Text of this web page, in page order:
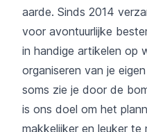
aarde. Sinds 2014
voor avontuurlijke
in handige artikelen op
organiseren van je
soms zie je door de
is ons doel om het
makkelijker en leuker te